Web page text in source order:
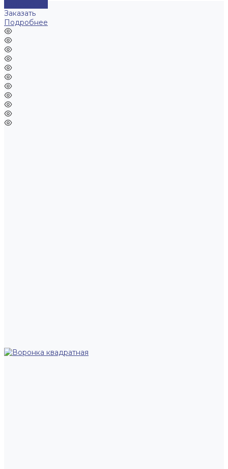
Заказать
Подробнее